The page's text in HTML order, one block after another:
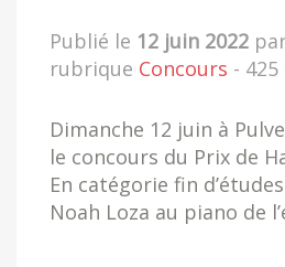
Publié le 12 juin 2022
rubrique Concours - 425
Dimanche 12 juin à
le concours du Prix de
En catégorie fin
Noah Loza au piano de